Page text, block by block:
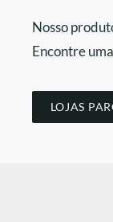
Nosso
Encontre
LOJAS